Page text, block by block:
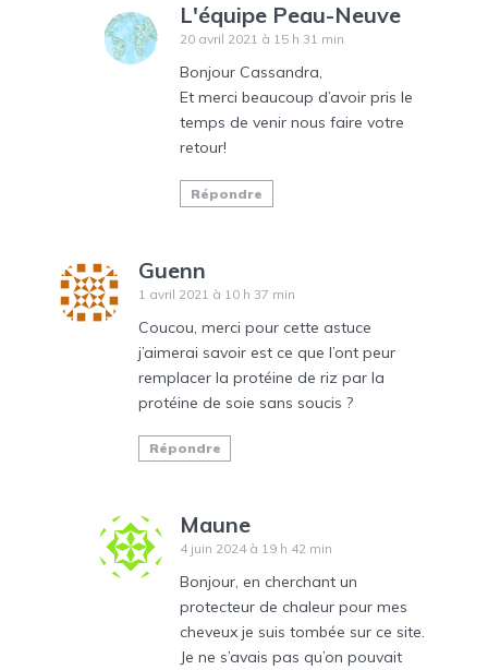
L'équipe Peau-Neuve
20 avril 2021 à 15 h 31 min
Bonjour Cassandra,
Et merci beaucoup d’avoir pris le
temps de venir nous faire votre
retour!
Répondre
Guenn
1 avril 2021 à 10 h 37 min
Coucou, merci pour cette astuce
j’aimerai savoir est ce que l’ont peur
remplacer la protéine de riz par la
protéine de soie sans soucis ?
Répondre
Maune
4 juin 2024 à 19 h 42 min
Bonjour, en cherchant un
protecteur de chaleur pour mes
cheveux je suis tombée sur ce site.
Je ne s’avais pas qu’on pouvait